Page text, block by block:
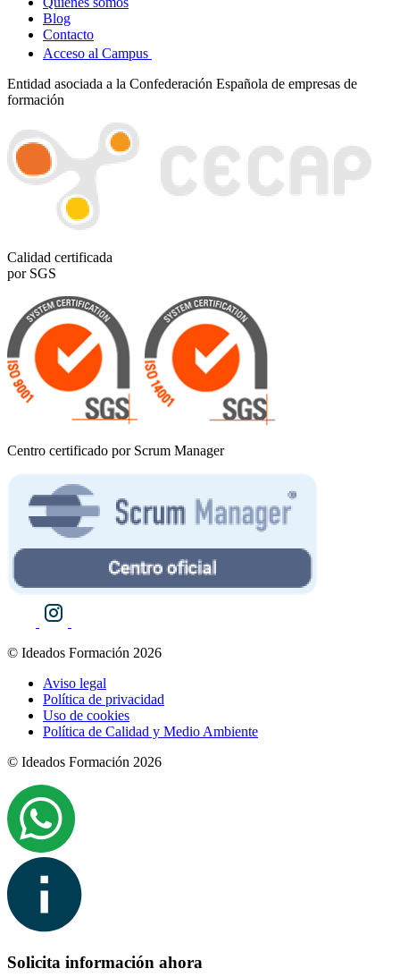
Blog
Contacto
Acceso al Campus
Entidad asociada a la Confederación Española de empresas de
formación
Calidad certificada
por SGS
Centro certificado por Scrum Manager
© Ideados Formación 2026
Aviso legal
Política de privacidad
Uso de cookies
Política de Calidad y Medio Ambiente
© Ideados Formación 2026
Solicita información ahora